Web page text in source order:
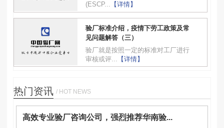
(ESCP... 【详情】
验厂标准介绍，疫情下劳工政策及常
见问题解答（三）
验厂就是按照一定的标准对工厂进行
审核或评... 【详情】
热门资讯 / HOT NEWS
高效专业验厂咨询公司，强烈推荐华南验...